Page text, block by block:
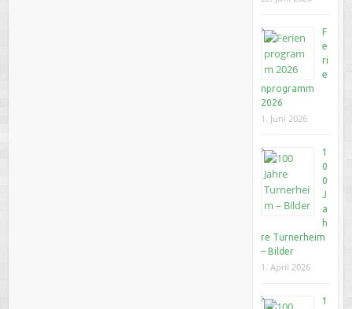
F
e
ri
e
nprogramm
2026
1. Juni 2026
1
0
0
J
a
h
re Turnerheim
– Bilder
1. April 2026
1